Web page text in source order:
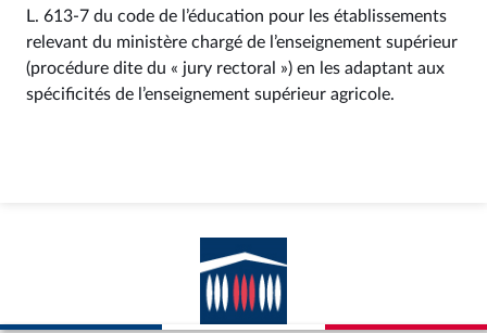
L. 613‑7 du code de l’éducation pour les établissements
relevant du ministère chargé de l’enseignement supérieur
(procédure dite du « jury rectoral ») en les adaptant aux
spécificités de l’enseignement supérieur agricole.